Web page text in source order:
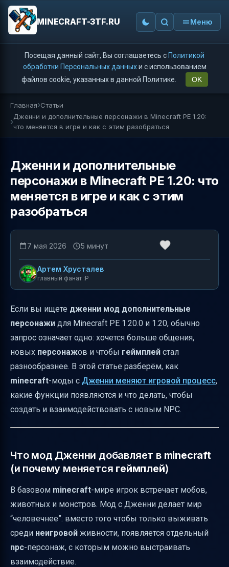
MINECRAFT-3TF.RU Меню
Посещая данный сайт, Вы соглашаетесь с Политикой
обработки Персональных данныхи с использованием
файлов cookie, указанных в данной Политике.
OK
Главная Статьи
Дженни и дополнительные персонажи в Minecraft PE 1.20:
что меняется в игре и как с этим разобраться
Дженни и дополнительные
персонажи в Minecraft PE 1.20: что
меняется в игре и как с этим
разобраться
7 мая 2026 5 минут
Артем Хрусталев
главный фанат :P
Если вы ищете дженни мод дополнительные
персонажи для Minecraft PE 1.20.0 и 1.20, обычно
запрос означает одно: хочется больше общения,
новых персонажов и чтобы геймплей стал
разнообразнее. В этой статье разберём, как
minecraft-моды с Дженни меняют игровой процесс,
какие функции появляются и что делать, чтобы
создать и взаимодействовать с новым NPC.
Что мод Дженни добавляет в minecraft
(и почему меняется геймплей)
В базовом minecraft-мире игрок встречает мобов,
животных и монстров. Мод с Дженни делает мир
“человечнее”: вместо того чтобы только выживать
среди неигровой живности, появляется отдельный
npc-персонаж, с которым можно выстраивать
взаимодействие.